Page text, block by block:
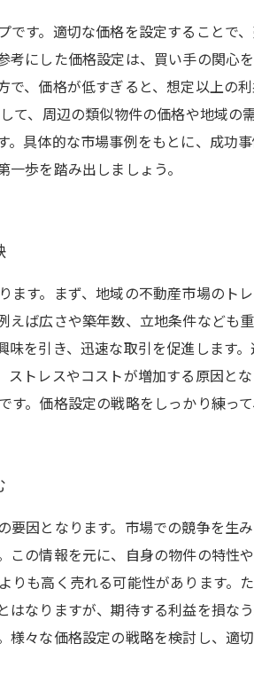
す。適切な価格を設定することで
にした価格設定は、買い手の関心
、価格が低すぎると、想定以上の
て、周辺の類似物件の価格や地域
具体的な市場事例をもとに、成功
歩を踏み出しましょう。
す。まず、地域の不動産市場のト
ば広さや築年数、立地条件なども
を引き、迅速な取引を促進します
トレスやコストが増加する原因と
。価格設定の戦略をしっかり練っ
要因となります。市場での競争を生
の情報を元に、自身の物件の特性
りも高く売れる可能性があります。
はなりますが、期待する利益を損な
々な価格設定の戦略を検討し、適